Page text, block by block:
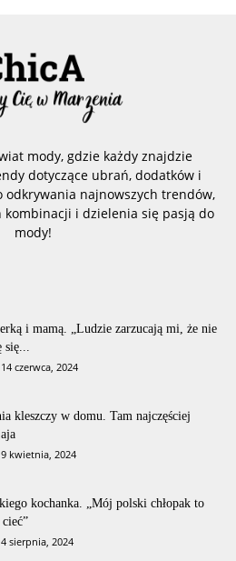
mody, gdzie każdy znajdzie
dotyczące ubrań, dodatków i
odkrywania najnowszych trendów,
kombinacji i dzielenia się pasją do
mody!
i mamą. „Ludzie zarzucają mi, że nie
14 czerwca, 2024
kleszczy w domu. Tam najczęściej
9 kwietnia, 2024
kochanka. „Mój polski chłopak to
4 sierpnia, 2024